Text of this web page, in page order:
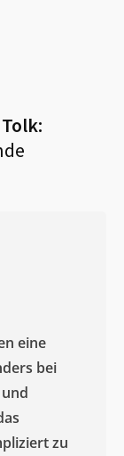
Tolk:
eine
bei
zu